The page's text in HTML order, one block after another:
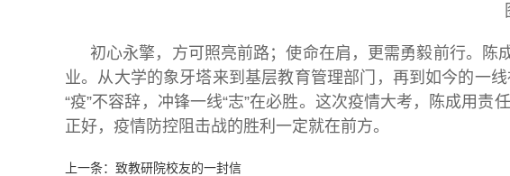
初心永擎，方可照亮前路；使命在肩，更需勇毅前行。陈
业。从大学的象牙塔来到基层教育管理部门，再到如今的一
“疫”不容辞，冲锋一线“志”在必胜。这次疫情大考，陈成用
正好，疫情防控阻击战的胜利一定就在前方。
上一条： 致教研院校友的一封信